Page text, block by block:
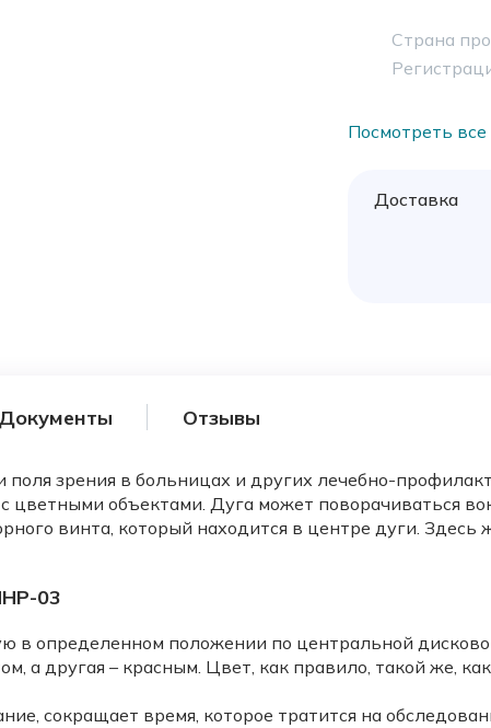
Страна
Посмотреть все
Доставка
Документы Отзывы
зрения в больницах и других лечебно-
цветными объектами. Дуга может поворачиваться
винта, который находится в центре дуги.
03
в определенном положении по центральной
а другая – красным. Цвет, как правило, такой же,
сокращает время, которое тратится на